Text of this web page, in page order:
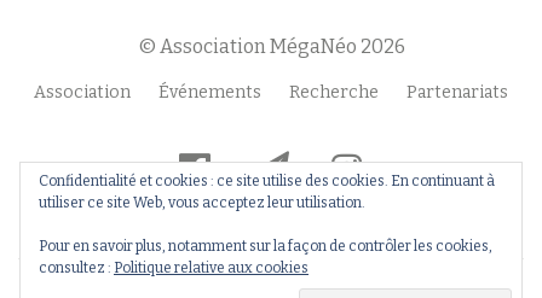
© Association MégaNéo 2026
Menu
Association Événements Recherche Partenariats
fa-
facebook-
fa-
paper-
fa-
instagram
Confidentialité et cookies : ce site utilise des cookies. En continuant à
utiliser ce site Web, vous acceptez leur utilisation.
Pour en savoir plus, notamment sur la façon de contrôler les cookies,
consultez : Politique relative aux cookies